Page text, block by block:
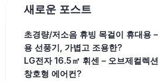
새로운 포스트
초경량/저소음 휴빙 목걸이 휴대용
용 선풍기, 가볍고 조용한?
LG전자 16.5㎡ 휘센 – 오브제컬렉
창호형 에어컨?